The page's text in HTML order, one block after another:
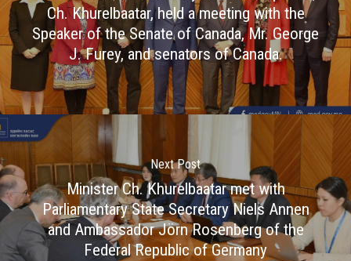
Ch. Khurelbaatar, held a meeting with the
Speaker of the Senate of Canada, Mr. George
J. Furey, and senators of Canada.
Next Post
Minister Ch. Khurelbaatar met with
Parliamentary State Secretary Niels Annen
and Ambassador Jörn Rosenberg of the
Federal Republic of Germany